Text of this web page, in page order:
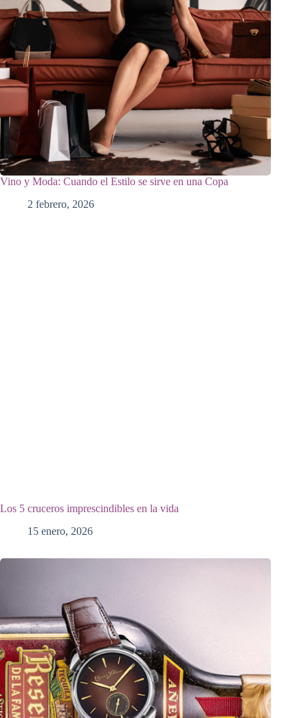
Vino y Moda: Cuando el Estilo se sirve en una Copa
2 febrero, 2026
Los 5 cruceros imprescindibles en la vida
15 enero, 2026